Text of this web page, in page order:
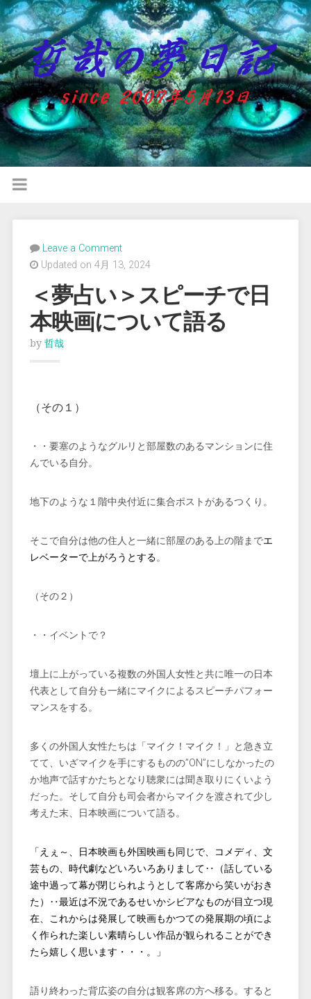
Leave a Comment
Updated on 4月 13, 2024
＜夢占い＞スピーチで日
本映画について語る
by 哲哉
（その１）
・・要塞のようなグルリと部屋数のあるマンションに住
んでいる自分。
地下のような１階中央付近に集合ポストがあるつくり。
そこで自分は他の住人と一緒に部屋のある上の階までエ
レベーターで上がろうとする。
（その２）
・・イベントで？
壇上に上がっている複数の外国人女性と共に唯一の日本
代表として自分も一緒にマイクによるスピーチパフォー
マンスをする。
多くの外国人女性たちは「マイク！マイク！」と急き立
てて、いざマイクを手にするものの”ON”にしなかったの
か地声で話すかたちとなり聴衆には聞き取りにくいよう
だった。そして自分も司会者からマイクを渡されて少し
考えた末、日本映画について語る。
「えぇ～、日本映画も外国映画も同じで、コメディ、文
芸もの、時代劇などいろいろありまして‥（話している
途中過って幕が閉じられようとして客席から笑いがおき
た）‥最近は不況であるせいかシビアなものが目立つ現
在、これからは発展して映画もかつての発展期の頃によ
く作られた楽しい素晴らしい作品が観られることができ
たら嬉しく思います・・・。」
語り終わった背広姿の自分は観客席の方へ移る。すると